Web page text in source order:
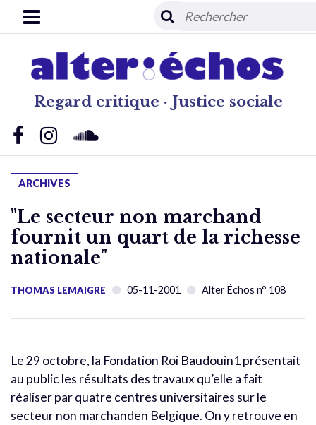
Regard critique · Justice sociale
ARCHIVES
"Le secteur non marchand
fournit un quart de la richesse
nationale"
THOMAS LEMAIGRE 05-11-2001 Alter Échos n° 108
Le 29 octobre, la Fondation Roi Baudouin1 présentait
au public les résultats des travaux qu’elle a fait
réaliser par quatre centres universitaires sur le
secteur non marchanden Belgique. On y retrouve en